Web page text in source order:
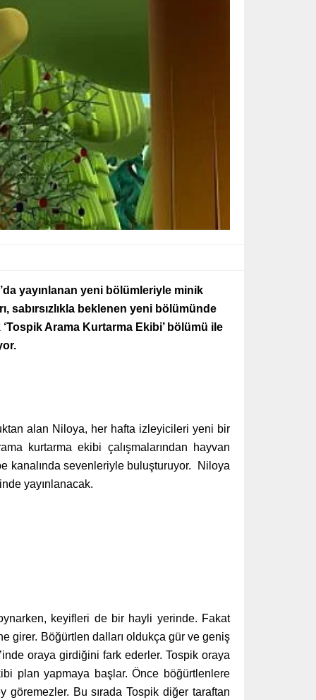
yayınlanan yeni bölümleriyle minik
sabırsızlıkla beklenen yeni bölümünde
Arama Kurtarma Ekibi’ bölümü ile
alan Niloya, her hafta izleyicileri yeni bir
kurtarma ekibi çalışmalarından hayvan
kanalında sevenleriylebuluşturuyor. Niloya
yayınlanacak.
keyifleri de bir hayli yerinde. Fakat
girer. Böğürtlen dalları oldukça gür ve geniş
oraya girdiğini fark ederler. Tospik oraya
plan yapmaya başlar. Önce böğürtlenlere
göremezler. Bu sırada Tospik diğer taraftan